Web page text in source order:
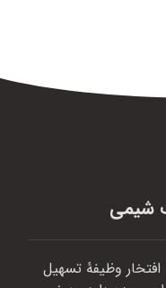
شیمی
وظیفهٔ تسهیل